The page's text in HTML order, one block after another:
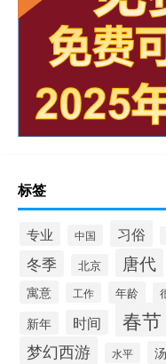
标签
专业 中国 习俗
冬季 北京 唐代
寓意 工作 年龄
新年 时间 春节
梦幻西游 水平